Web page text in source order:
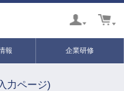
報 企業研修
力ページ)